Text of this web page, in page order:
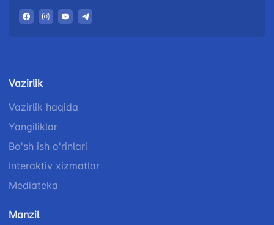
Vazirlik
Vazirlik haqida
Yangiliklar
Bo'sh ish o'rinlari
Interaktiv xizmatlar
Mediateka
Manzil